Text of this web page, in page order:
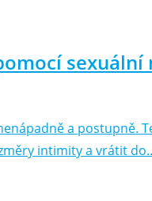
sexuální
a postupně.
intimity a vrátit